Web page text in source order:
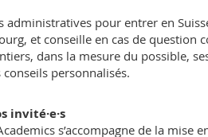
administratives pour entrer en
et conseille en cas de question
dans la mesure du possible,
personnalisés.
invité·e·s
s’accompagne de la mise